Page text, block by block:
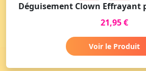
21,95 €
Voir le Produit